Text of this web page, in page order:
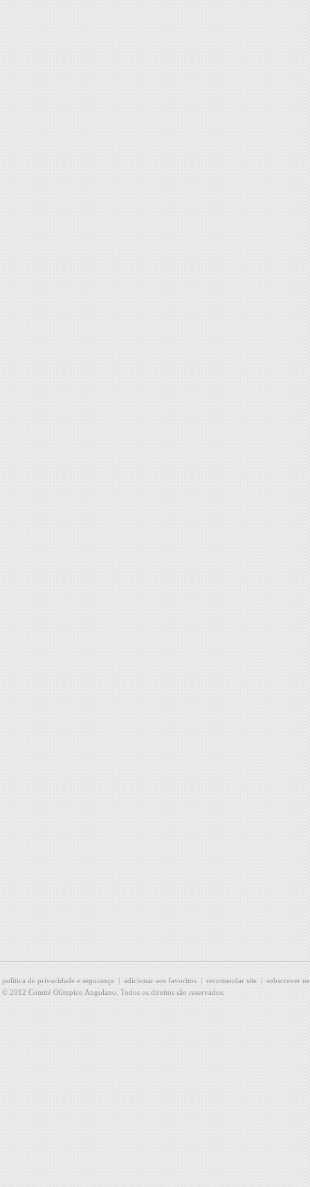
política de privacidade e segurança | adicionar aos favoritos | recomendar site | subscrever
© 2012 Comité Olímpico Angolano. Todos os direitos são reservados.